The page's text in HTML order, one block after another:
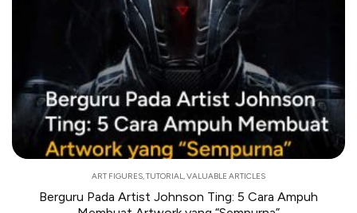
ART FIGURES,TUTORIAL,VALUABLE ARTICLES
Berguru Pada Artist Johnson Ting: 5 Cara Ampuh